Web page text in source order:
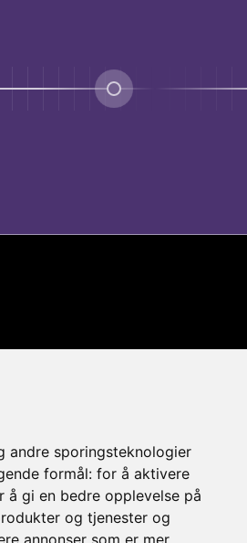
andre sporingsteknologier
formål: for å aktivere
å gi en bedre opplevelse på
og tjenester og
annonser som er mer